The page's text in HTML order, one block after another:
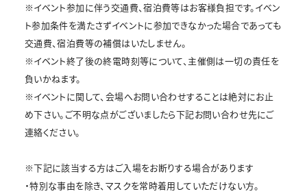
※イベント参加に伴う交通費、宿泊費等はお客様負担です。イベン
ト参加条件を満たさずイベントに参加できなかった場合であっても
交通費、宿泊費等の補償はいたしません。
※イベント終了後の終電時刻等について、主催側は一切の責任を
負いかねます。
※イベントに関して、会場へお問い合わせすることは絶対にお止
め下さい。ご不明な点がございましたら下記お問い合わせ先にご
連絡ください。
※下記に該当する方はご入場をお断りする場合があります
・特別な事由を除き、マスクを常時着用していただけない方。